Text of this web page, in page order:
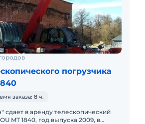
погрузчика
заказа: 8 ч.
в аренду телескопический
MT 1840, год выпуска 2009, в